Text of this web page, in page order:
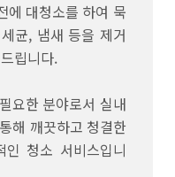
에 대청소를 하여 묵
균, 냄새 등을 제거
립니다.
요한 분야로서 실내
해 깨끗하고 청결한
청소 서비스입니